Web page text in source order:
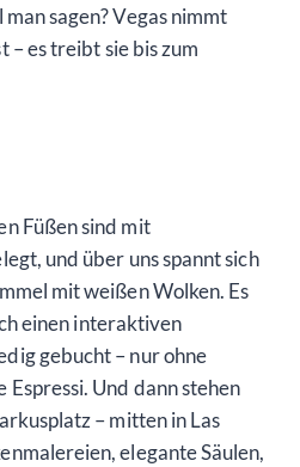
sagen? Vegas nimmt
– es treibt sie bis zum
Füßen sind mit
und über uns spannt sich
mit weißen Wolken. Es
einen interaktiven
gebucht – nur ohne
Und dann stehen
– mitten in Las
elegante Säulen,